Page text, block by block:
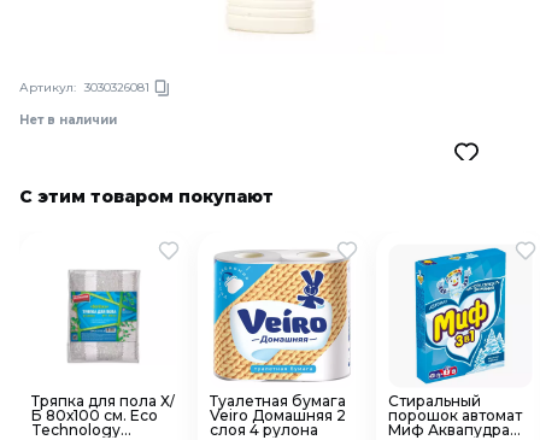
Артикул: 3030326081
Нет в наличии
С этим товаром покупают
Тряпка для пола Х/
Б 80х100 см. Eco
Technology
Туалетная бумага
Veiro Домашняя 2
слоя 4 рулона
Стиральный
порошок автомат
Миф Аквапудра